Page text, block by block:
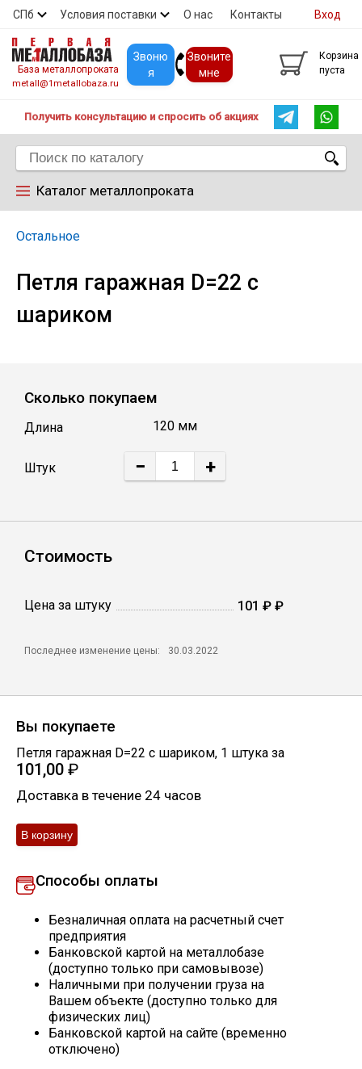
СПб Условия поставки О нас Контакты
Скидки Прайс Покупателям
Вход
База металлопроката
metall@1metallobaza.ru
Звоню
я
Звоните
мне
Корзина
пуста
Получить консультацию и спросить об акциях
Каталог металлопроката
Труба профильная
Швеллер
Профлист
Сетка кладочная
Круги абразивные
Электроды
Проволока
Остальное
Петля гаражная D=22 с
шариком
Сколько покупаем
Длина 120 мм
Штук − +
Стоимость
Цена за штуку 101 ₽ ₽
Последнее изменение цены: 30.03.2022
Вы покупаете
Петля гаражная D=22 с шариком, 1 штука за
101,00 ₽
Доставка в течение 24 часов
Способы оплаты
Безналичная оплата на расчетный счет
предприятия
Банковской картой на металлобазе
(доступно только при самовывозе)
Наличными при получении груза на
Вашем объекте (доступно только для
физических лиц)
Банковской картой на сайте (временно
отключено)